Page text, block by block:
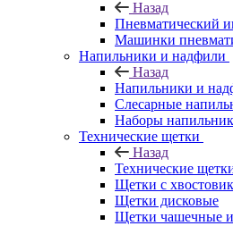
Назад
Пневматический
Машинки
Напильники и надфили
Назад
Напильники и
Слесарные
Наборы
Технические щетки
Назад
Технические
Щетки с
Щетки дисковые
Щетки чашечные и